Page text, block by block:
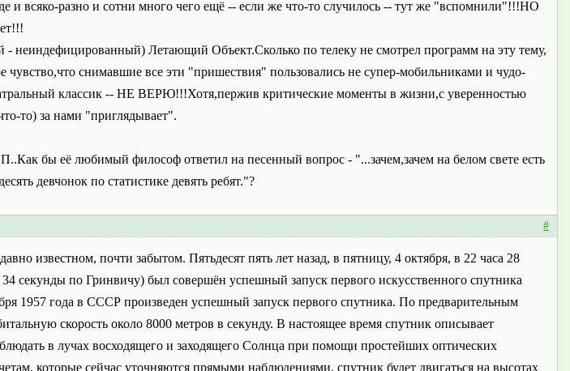
и всяко-разно и сотни много чего ещё -- если же что-то случилось -- тут же "вспомнили"!!!НО
неиндефицированный) Летающий Объект.Сколько по телеку не смотрел программ на эту тему,
чувство,что снимавшие все эти "пришествия" пользовались не супер-мобильниками и чудо-
классик -- НЕ ВЕРЮ!!!Хотя,пержив критические моменты в жизни,с уверенностью
то) за нами "приглядывает".
бы её любимый философ ответил на песенный вопрос - "...зачем,зачем на белом свете есть
девчонок по статистике девять ребят."?
#
известном, почти забытом. Пятьдесят пять лет назад, в пятницу, 4 октября, в 22 часа 28
секунды по Гринвичу) был совершён успешный запуск первого искусственного спутника
1957 года в СССР произведен успешный запуск первого спутника. По предварительным
скорость около 8000 метров в секунду. В настоящее время спутник описывает
в лучах восходящего и заходящего Солнца при помощи простейших оптических
которые сейчас уточняются прямыми наблюдениями, спутник будет двигаться на высотах